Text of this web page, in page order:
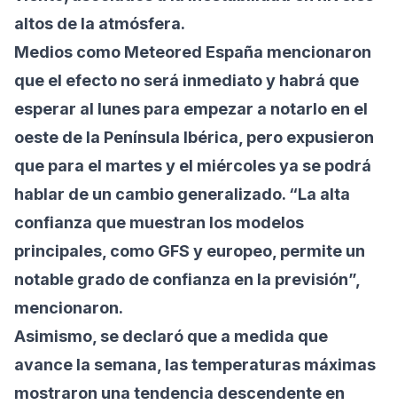
altos de la atmósfera.
Medios como Meteored España mencionaron
que el efecto no será inmediato y habrá que
esperar al lunes para empezar a notarlo en el
oeste de la Península Ibérica, pero expusieron
que para el martes y el miércoles ya se podrá
hablar de un cambio generalizado. “La alta
confianza que muestran los modelos
principales, como GFS y europeo, permite un
notable grado de confianza en la previsión”,
mencionaron.
Asimismo, se declaró que a medida que
avance la semana, las temperaturas máximas
mostraron una tendencia descendente en